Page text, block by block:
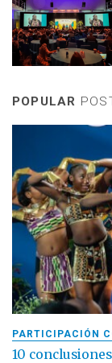
POPULAR
PARTICIPACIÓN
10